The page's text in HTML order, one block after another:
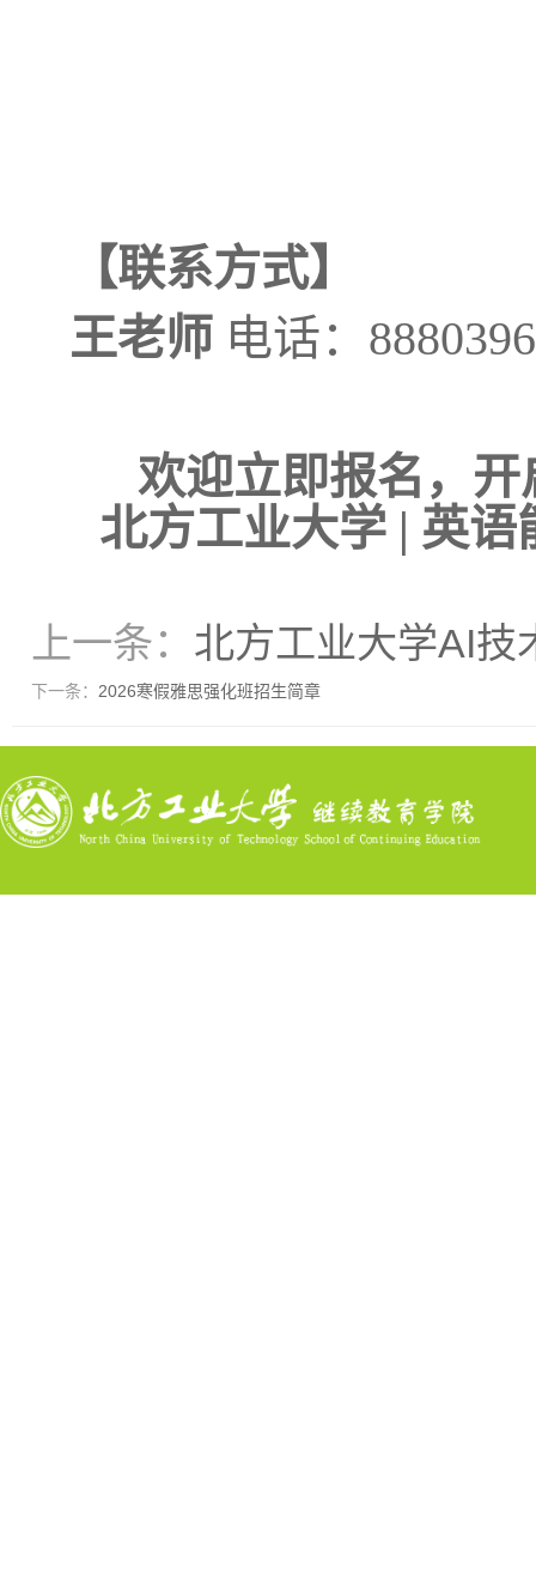
【联系方式】
王老师 电话：
欢迎立即报名，
北方工业大学 | 英
上一条： 北方工业大学AI技
下一条： 2026寒假雅思强化班招生简章